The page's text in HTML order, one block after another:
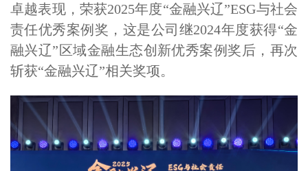
卓越表现，荣获2025年度“金融兴辽”ESG与社会
责任优秀案例奖，这是公司继2024年度获得“金
融兴辽”区域金融生态创新优秀案例奖后，再次
斩获“金融兴辽”相关奖项。